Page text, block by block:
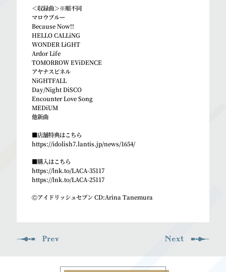
＜収録曲＞※順不同
マロウブルー
Because Now!!
HELLO CALLiNG
WONDER LiGHT
Ardor Life
TOMORROW EViDENCE
アヤナスピネル
NiGHTFALL
Day/Night DiSCO
Encounter Love Song
MEDiUM
他新曲
■店舗特典はこちら
https://idolish7.lantis.jp/news/1654/
■購入はこちら
https://lnk.to/LACA-35117
https://lnk.to/LACA-25117
Ⓒアイドリッシュセブン CD:Arina Tanemura
Prev Next